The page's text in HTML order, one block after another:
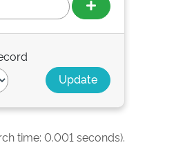
time: 0.001 seconds).